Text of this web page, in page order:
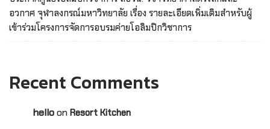
อวกาศ จุฬาลงกรณ์มหาวิทยาลัย เรื่อง รายละเอียดเพิ่มเติมสำหรับผู้
เข้าร่วมโครงการจัดการอบรมค่ายโอลิมปิกวิชาการ
Recent Comments
helloon Resort Kitchen